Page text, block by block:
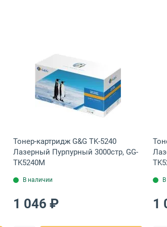
3000стр, 1T02R7BNL0
картридж G&G TK-5240 Лазерный Желтый
Открыть товар: Тонер-
Тонер-картридж G&G TK-5240
Лазерный Пурпурный 3000стр, GG-
TK5240M
В наличии
1 046 ₽ 1